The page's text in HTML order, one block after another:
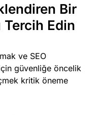
Bir
Tercih Edin
ve SEO
güvenliğe öncelik
kritik öneme